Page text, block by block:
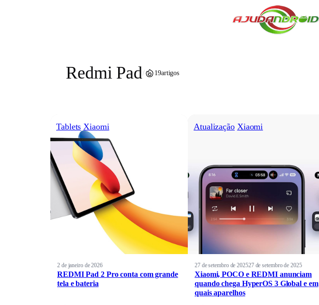
Redmi Pad/ 19artigos
Tablets Xiaomi
2 de janeiro de 2026
REDMI Pad 2 Pro conta com grande
tela e bateria
Atualização Xiaomi
27 de setembro de 202527 de setembro de 2025
Xiaomi, POCO e REDMI anunciam
quando chega HyperOS 3 Global e em
quais aparelhos